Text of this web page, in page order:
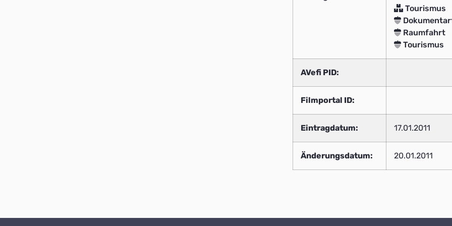
Tourismus
Raumfahrt
Tourismus
AVefi PID:
Filmportal ID:
Eintragdatum: 17.01.2011
Änderungsdatum: 20.01.2011